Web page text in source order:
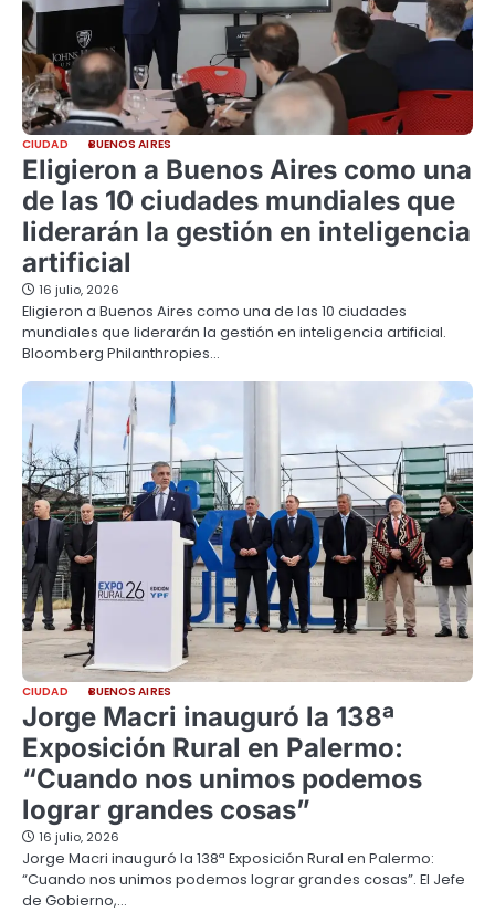
CIUDAD BUENOS AIRES
Eligieron a Buenos Aires como una
de las 10 ciudades mundiales que
liderarán la gestión en inteligencia
artificial
16 julio, 2026
Eligieron a Buenos Aires como una de las 10 ciudades
mundiales que liderarán la gestión en inteligencia artificial.
Bloomberg Philanthropies…
CIUDAD BUENOS AIRES
Jorge Macri inauguró la 138ª
Exposición Rural en Palermo:
“Cuando nos unimos podemos
lograr grandes cosas”
16 julio, 2026
Jorge Macri inauguró la 138ª Exposición Rural en Palermo:
“Cuando nos unimos podemos lograr grandes cosas”. El Jefe
de Gobierno,…